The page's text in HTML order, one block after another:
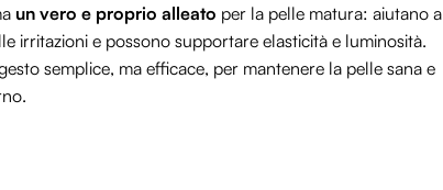
un vero e proprio alleato per la pelle matura: aiutano a
irritazioni e possono supportare elasticità e luminosità.
semplice, ma efficace, per mantenere la pelle sana e